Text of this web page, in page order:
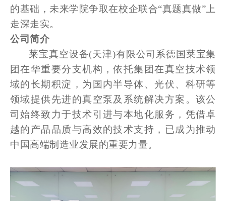
的基础，未来学院争取在校企联合“真题真做”上
走深走实。
公司简介
莱宝真空设备(天津)有限公司系德国莱宝集
团在华重要分支机构，依托集团在真空技术领
域的长期积淀，为国内半导体、光伏、科研等
领域提供先进的真空泵及系统解决方案。该公
司始终致力于技术引进与本地化服务，凭借卓
越的产品品质与高效的技术支持，已成为推动
中国高端制造业发展的重要力量。